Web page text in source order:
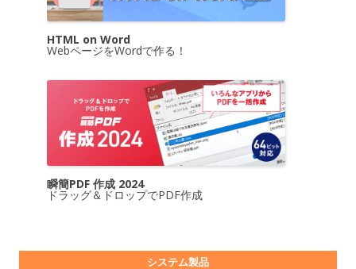
HTML on Word
WebページをWordで作る！
瞬簡PDF 作成 2024
ドラッグ＆ドロップでPDF作成
システム製品